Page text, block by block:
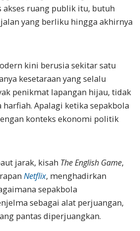
akses ruang publik itu, butuh
yang berliku hingga akhirnya
kini berusia sekitar satu
kesetaraan yang selalu
penikmat lapangan hijau, tidak
Apalagi ketika sepakbola
konteks ekonomi politik
jarak, kisah The English Game,
Netflix, menghadirkan
sepakbola
sebagai alat perjuangan,
pantas diperjuangkan.